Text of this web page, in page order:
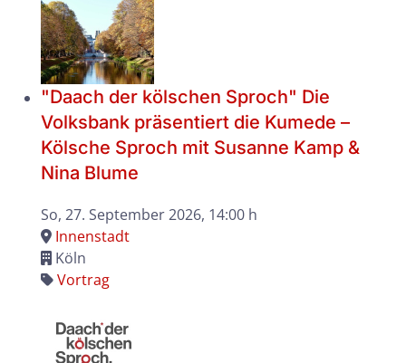
"Daach der kölschen Sproch" Die
Volksbank präsentiert die Kumede –
Kölsche Sproch mit Susanne Kamp &
Nina Blume
So, 27. September 2026, 14:00 h
Innenstadt
Köln
Vortrag